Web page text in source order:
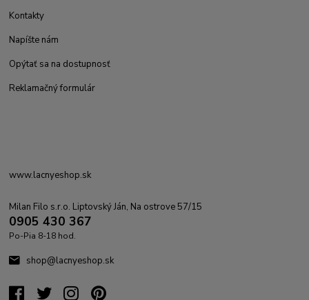
Kontakty
Napíšte nám
Opýtať sa na dostupnosť
Reklamačný formulár
www.lacnyeshop.sk
Milan Filo s.r.o. Liptovský Ján, Na ostrove 57/15
0905 430 367
Po-Pia 8-18 hod.
shop@lacnyeshop.sk